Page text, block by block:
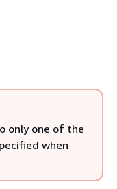
only one of the
when